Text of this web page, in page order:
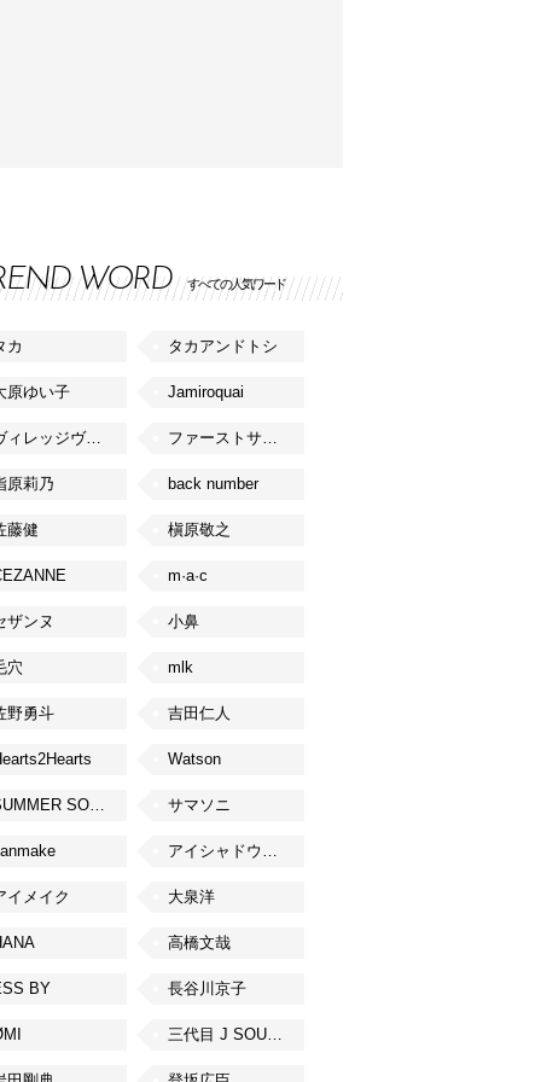
WORD すべての人気ワード
カ タカアンドトシ
原ゆい子 Jamiroquai
ヴィレッジヴァンガード ファーストサマーウイカ
原莉乃 back number
藤健 槇原敬之
m·a·c
ザンヌ 小鼻
穴 mlk
野勇斗 吉田仁人
Watson
SUMMER SONIC サマソニ
アイシャドウベース
イメイク 大泉洋
高橋文哉
BY 長谷川京子
三代目 J SOUL BROTHERS from EXILE TRIBE